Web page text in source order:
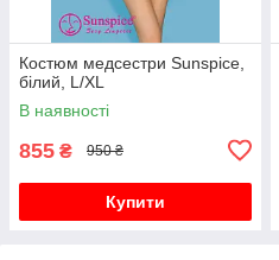
Костюм медсестри Sunspice,
білий, L/XL
В наявності
855 ₴ 950 ₴
Купити